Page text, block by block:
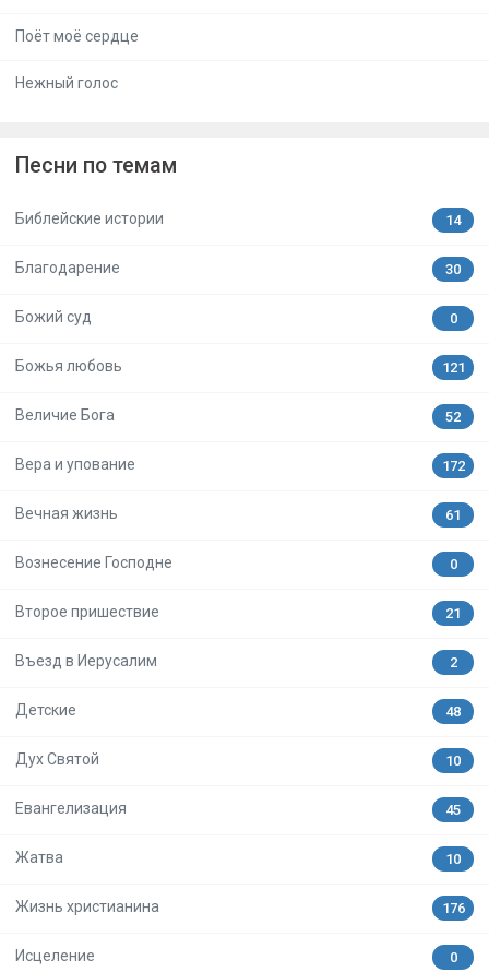
Поёт моё сердце
Нежный голос
Песни по темам
Библейские истории 14
Благодарение 30
Божий суд 0
Божья любовь 121
Величие Бога 52
Вера и упование 172
Вечная жизнь 61
Вознесение Господне 0
Второе пришествие 21
Въезд в Иерусалим 2
Детские 48
Дух Святой 10
Евангелизация 45
Жатва 10
Жизнь христианина 176
Исцеление 0